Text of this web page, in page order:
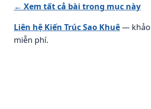
← Xem tất cả bài trong mục này
Liên hệ Kiến Trúc Sao Khuê— khảo
miễn phí.